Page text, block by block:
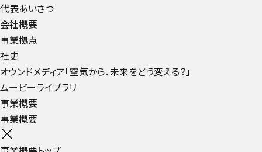
代表あいさつ
会社概要
事業拠点
社史
オウンドメディア「空気から、未来をどう変える？」
ムービーライブラリ
事業概要
事業概要